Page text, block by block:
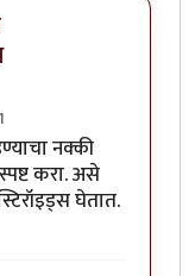
byसुबोध खरे
नक्की
करा. असे
घेतात.